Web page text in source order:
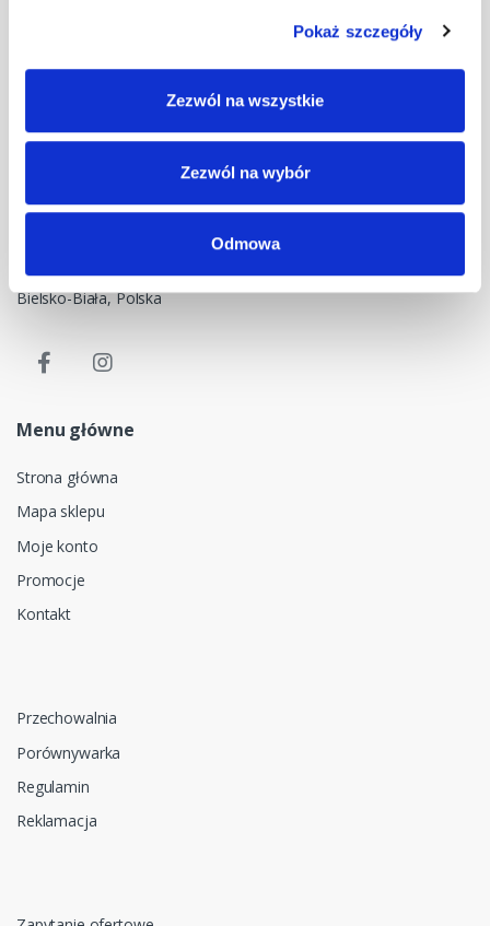
Pokaż szczegóły
Zezwól na wszystkie
Zezwól na wybór
Odmowa
+48 33 47 94 400
Nasz adres e-mail
NIP: 5482614481, MDM NT sp. z o.o., Bestwińska 143, 43-346
Bielsko-Biała, Polska
Menu główne
Strona główna
Mapa sklepu
Moje konto
Promocje
Kontakt
Przechowalnia
Porównywarka
Regulamin
Reklamacja